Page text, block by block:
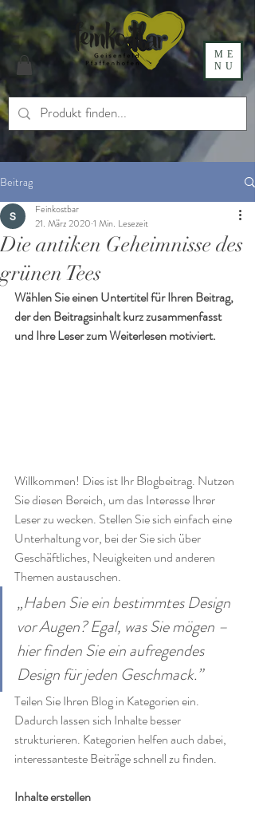
ME
NU
Beitrag
Die antiken Geheimnisse des
grünen Tees
Feinkostbar
21. März 2020 1 Min. Lesezeit
Wählen Sie einen Untertitel für Ihren Beitrag,
der den Beitragsinhalt kurz zusammenfasst
und Ihre Leser zum Weiterlesen motiviert.
Willkommen! Dies ist Ihr Blogbeitrag. Nutzen
Sie diesen Bereich, um das Interesse Ihrer
Leser zu wecken. Stellen Sie sich einfach eine
Unterhaltung vor, bei der Sie sich über
Geschäftliches, Neuigkeiten und anderen
Themen austauschen.
„Haben Sie ein bestimmtes Design
vor Augen? Egal, was Sie mögen –
hier finden Sie ein aufregendes
Design für jeden Geschmack.”
Teilen Sie Ihren Blog in Kategorien ein.
Dadurch lassen sich Inhalte besser
strukturieren. Kategorien helfen auch dabei,
interessanteste Beiträge schnell zu finden.
Inhalte erstellen